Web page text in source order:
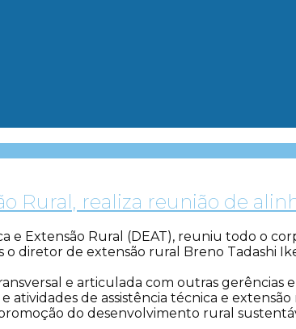
Rural, realiza reunião de
e Extensão Rural (DEAT), reuniu todo o
diretor de extensão rural Breno Tadashi
e articulada com outras
de assistência técnica e
do desenvolvimento rural